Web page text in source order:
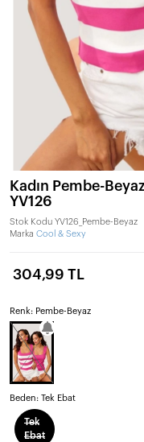
Kadın Pembe-
YV126
Stok Kodu YV126_Pembe-Beyaz
Marka Cool & Sexy
304,99 TL
Renk: Pembe-Beyaz
Beden: Tek Ebat
Tek
Ebat